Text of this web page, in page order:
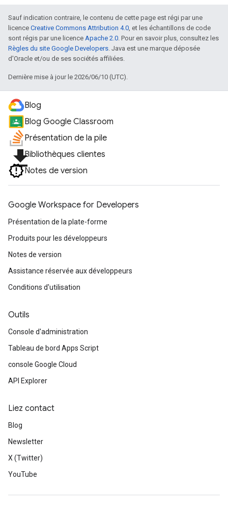
Sauf indication contraire, le contenu de cette page est régi par une
licence Creative Commons Attribution 4.0, et les échantillons de code
sont régis par une licence Apache 2.0. Pour en savoir plus, consultez les
Règles du site Google Developers. Java est une marque déposée
d'Oracle et/ou de ses sociétés affiliées.
Dernière mise à jour le 2026/06/10 (UTC).
Blog
Blog Google Classroom
Présentation de la pile
file_downloadBibliothèques clientes
Notes de version
Google Workspace for Developers
Présentation de la plate-forme
Produits pour les développeurs
Notes de version
Assistance réservée aux développeurs
Conditions d'utilisation
Outils
Console d'administration
Tableau de bord Apps Script
console Google Cloud
API Explorer
Liez contact
Blog
Newsletter
X (Twitter)
YouTube